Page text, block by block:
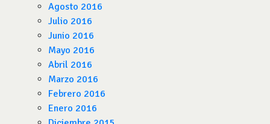
Agosto 2016
Julio 2016
Junio 2016
Mayo 2016
Abril 2016
Marzo 2016
Febrero 2016
Enero 2016